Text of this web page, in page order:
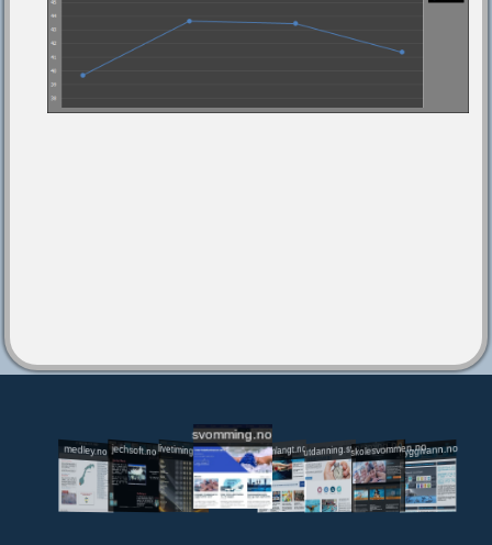
medley.no jechsoft.nolivetiming.medley.no
svomming.no
svomlangt.noutdanning.svomming.no
skolesvommen.notryggivann.no